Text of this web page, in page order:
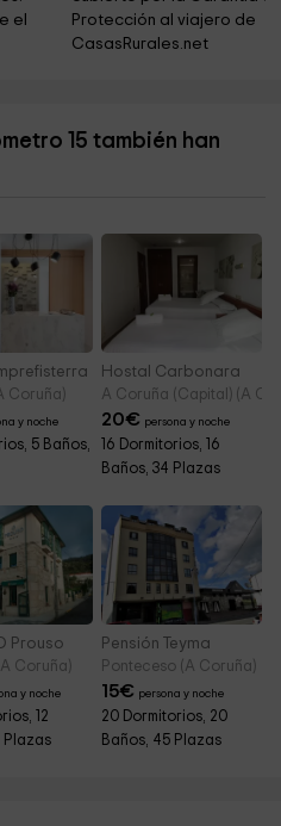
9,5 km
10,0 km
el
Protección al viajero de
CasasRurales.net
15 también han
Coruña)
y noche
5 Baños,
Hostal Carbonara
A Coruña (Capital) (A
20€ persona y noche
16 Dormitorios, 16
Baños, 34 Plazas
Prouso
Coruña)
y noche
12
Plazas
Pensión Teyma
Ponteceso (A Coruña)
15€ persona y noche
20 Dormitorios, 20
Baños, 45 Plazas